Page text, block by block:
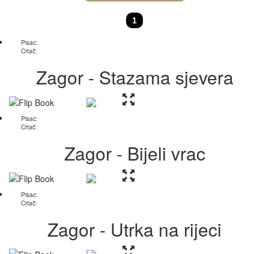
1
Pisac:
Crtač:
Zagor - Stazama sjevera
Pisac:
Crtač:
Zagor - Bijeli vrac
Pisac:
Crtač:
Zagor - Utrka na rijeci